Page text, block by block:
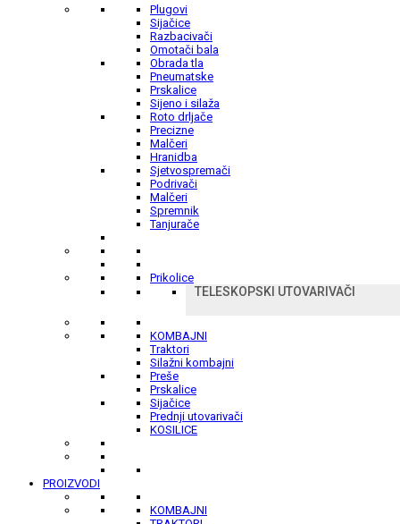
Plugovi
Sijačice
Razbacivači
Omotači bala
Obrada tla
Pneumatske
Prskalice
Sijeno i silaža
Roto drljače
Precizne
Malčeri
Hranidba
Sjetvospremači
Podrivači
Malčeri
Spremnik
Tanjurače
Prikolice
TELESKOPSKI UTOVARIVAČI
KOMBAJNI
Traktori
Silažni kombajni
Preše
Prskalice
Sijačice
Prednji utovarivači
KOSILICE
PROIZVODI
KOMBAJNI